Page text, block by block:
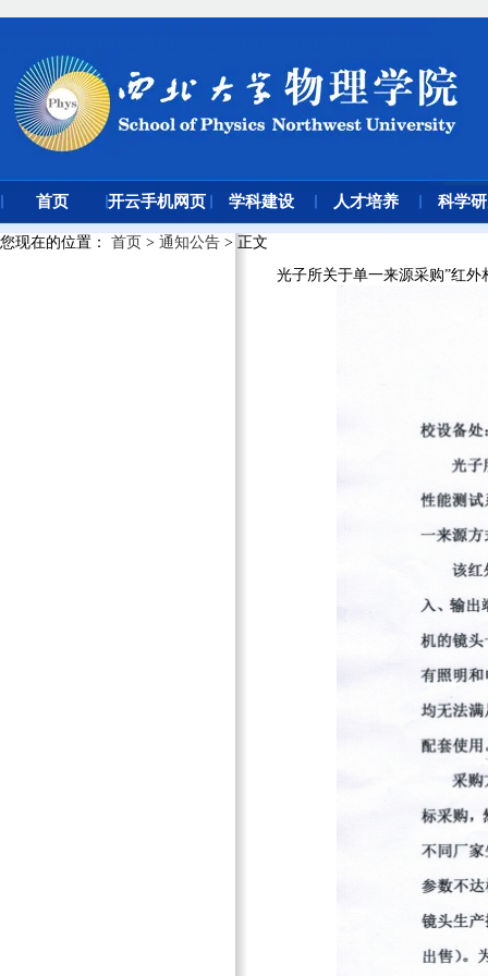
光子所关于单一来源采购”红外
您现在的位置 ： 首页 > 通知公告 > 正文
首页 开云手机网页
版登录入口
学科建设 人才培养 科学